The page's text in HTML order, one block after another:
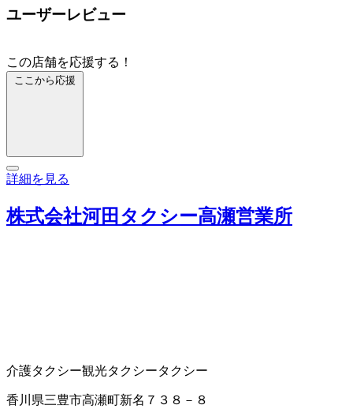
ユーザーレビュー
この店舗を応援する！
ここから応援
詳細を見る
株式会社河田タクシー高瀬営業所
介護タクシー観光タクシータクシー
香川県三豊市高瀬町新名７３８－８